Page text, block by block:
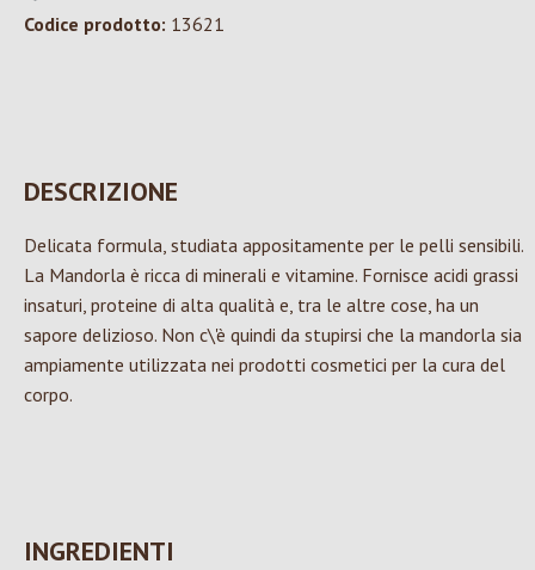
Codice prodotto: 13621
DESCRIZIONE
Delicata formula, studiata appositamente per le pelli sensibili.
La Mandorla è ricca di minerali e vitamine. Fornisce acidi grassi
insaturi, proteine di alta qualità e, tra le altre cose, ha un
sapore delizioso. Non c\'è quindi da stupirsi che la mandorla sia
ampiamente utilizzata nei prodotti cosmetici per la cura del
corpo.
INGREDIENTI